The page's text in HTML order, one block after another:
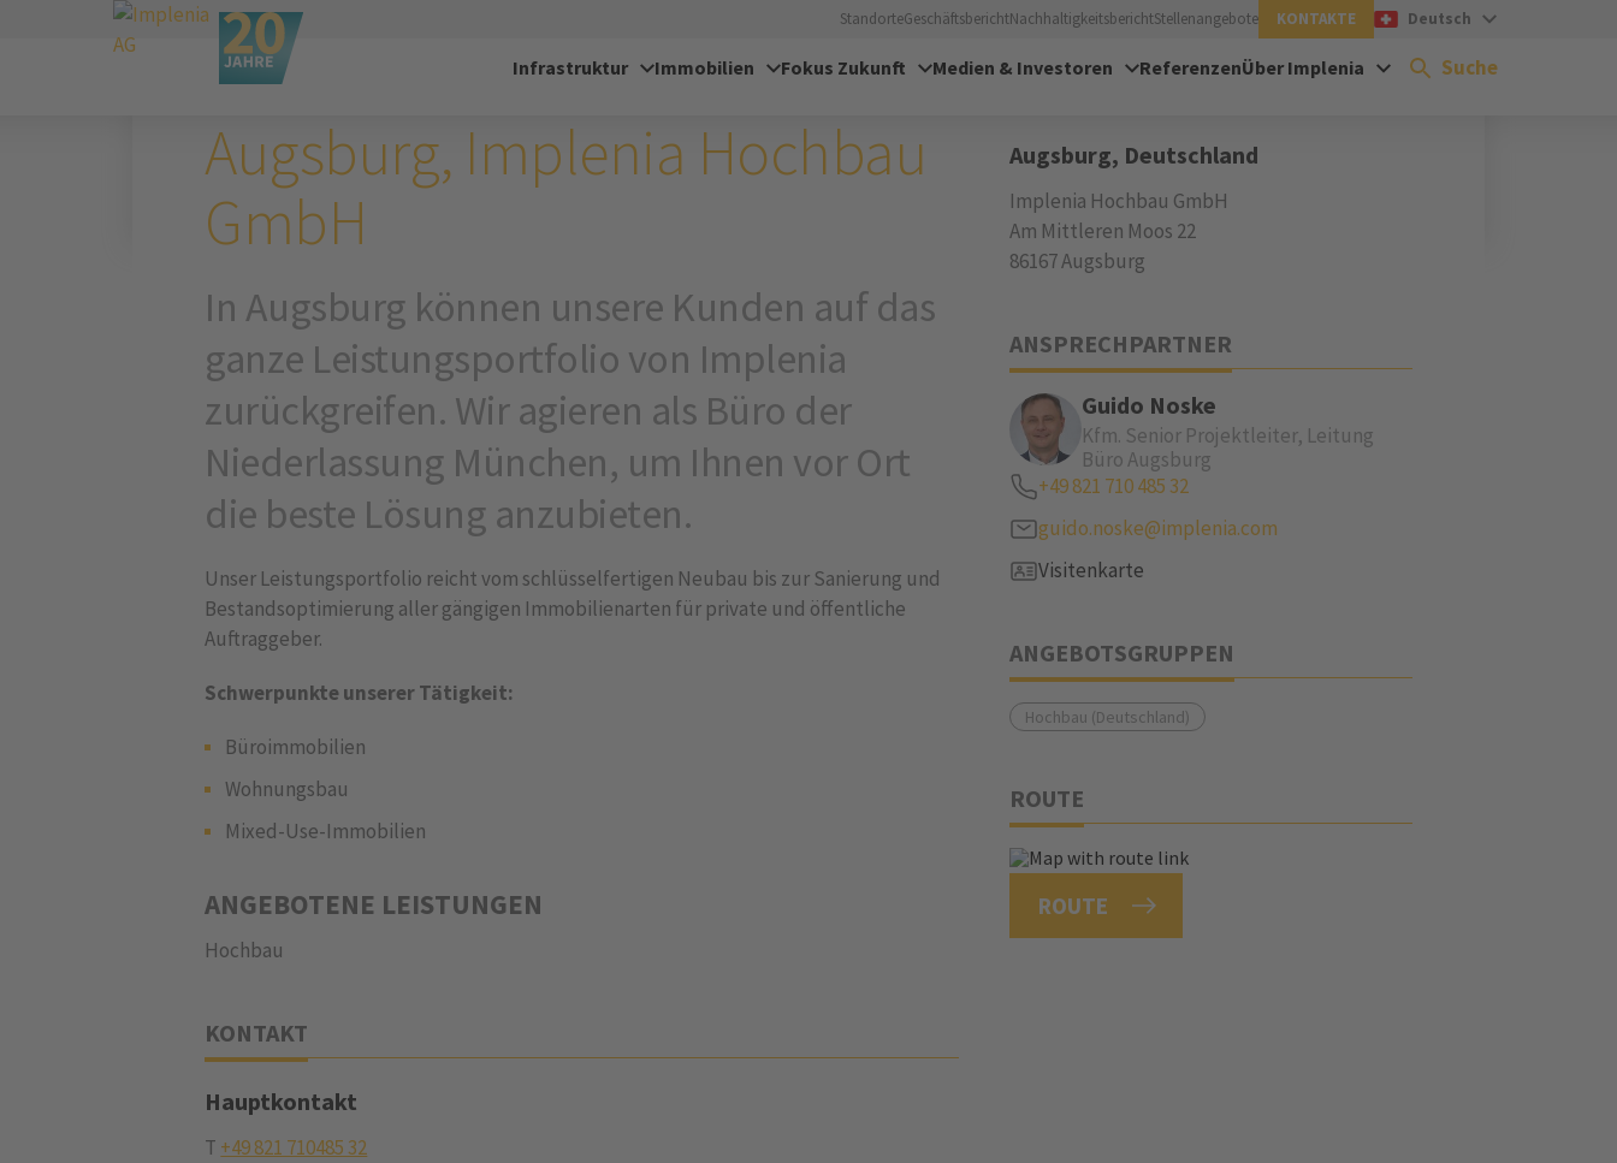
StandorteGeschäftsberichtNachhaltigkeitsberichtStellenangebote KONTAKTE Deutsch
Infrastruktur Immobilien Fokus Zukunft Medien & Investoren ReferenzenÜber Implenia Suche
Implenia Schweiz
AUGSBURG, DEUTSCHLAND
Augsburg, Implenia Hochbau
GmbH
In Augsburg können unsere Kunden auf das
ganze Leistungsportfolio von Implenia
zurückgreifen. Wir agieren als Büro der
Niederlassung München, um Ihnen vor Ort
die beste Lösung anzubieten.
Unser Leistungsportfolio reicht vom schlüsselfertigen Neubau bis zur Sanierung und
Bestandsoptimierung aller gängigen Immobilienarten für private und öffentliche
Auftraggeber.
Schwerpunkte unserer Tätigkeit:
Büroimmobilien
Wohnungsbau
Mixed-Use-Immobilien
ANGEBOTENE LEISTUNGEN
Hochbau
KONTAKT
Hauptkontakt
T +49 821 710485 32
Augsburg, Deutschland
Implenia Hochbau GmbH
Am Mittleren Moos 22
86167 Augsburg
ANSPRECHPARTNER
Guido Noske
Kfm. Senior Projektleiter, Leitung
Büro Augsburg
+49 821 710 485 32
guido.noske@implenia.com
Visitenkarte
ANGEBOTSGRUPPEN
Hochbau (Deutschland)
ROUTE
ROUTE